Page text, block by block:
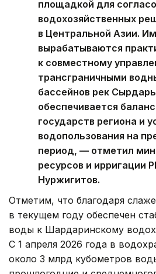
площадкой для
водохозяйственных
в Центральной Азии.
вырабатываются
к совместному
трансграничными
бассейнов рек
обеспечивается
государств региона и
водопользования на
период, — отметил
ресурсов и ирригации
Нуржигитов.
Отметим, что благодаря
в текущем году обеспечен
воды к Шардаринскому
С 1 апреля 2026 года в
около 3 млрд кубометров